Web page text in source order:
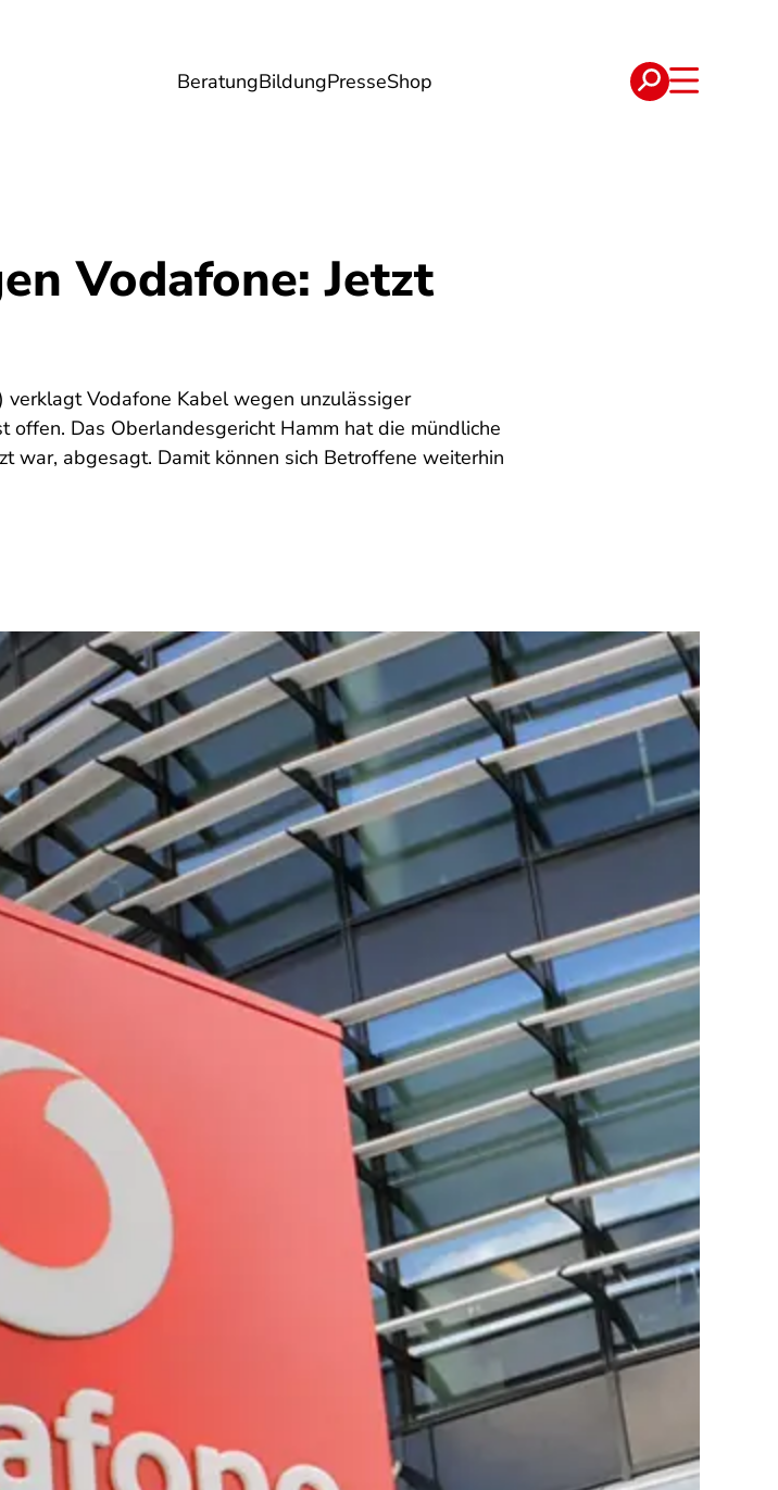
BeratungBildungPresseShop
Umwelt Verträge
Vodafone: Jetzt
Vodafone Kabel wegen unzulässiger
offen. Das Oberlandesgericht Hamm hat die mündliche
war, abgesagt. Damit können sich Betroffene weiterhin